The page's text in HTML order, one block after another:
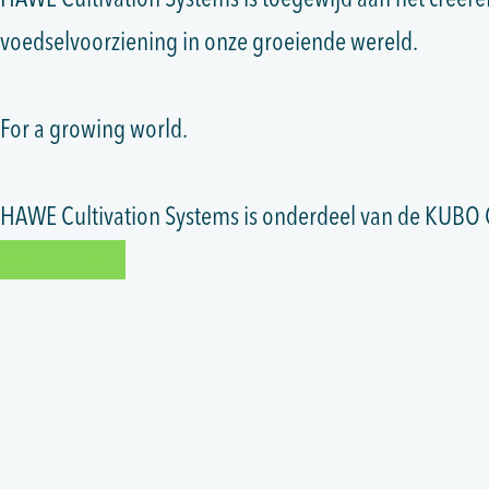
voedselvoorziening in onze groeiende wereld.
For a growing world.
HAWE Cultivation Systems is onderdeel van de KUBO